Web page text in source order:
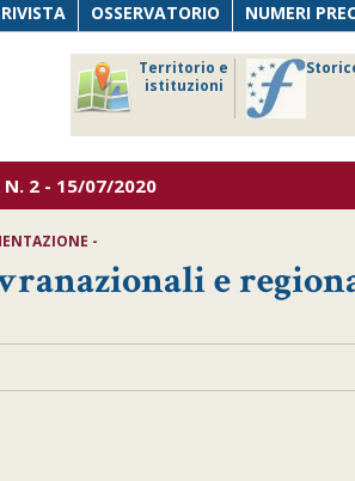
OSSERVATORIO NUMERI
Territorio e
istituzioni
N. 2 - 15/07/2020
-
e